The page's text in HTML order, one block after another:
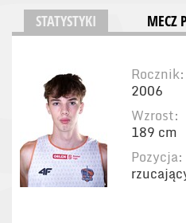
STATYSTYKI MECZ
Rocznik:
2006
Wzrost:
189 cm
Pozycja: